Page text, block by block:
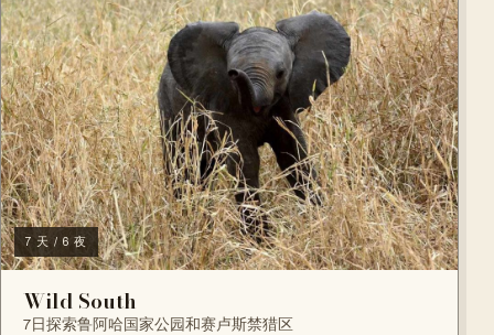
7 天 / 6 夜
Wild South
7日探索鲁阿哈国家公园和赛卢斯禁猎区